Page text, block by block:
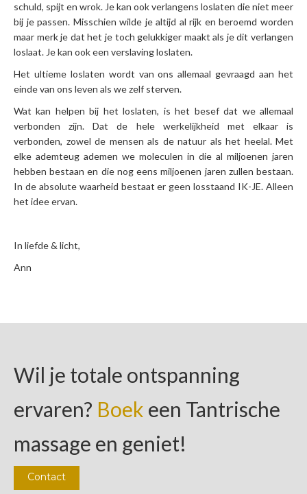
schuld, spijt en wrok. Je kan ook verlangens loslaten die niet meer
bij je passen. Misschien wilde je altijd al rijk en beroemd worden
maar merk je dat het je toch gelukkiger maakt als je dit verlangen
loslaat. Je kan ook een verslaving loslaten.
Het ultieme loslaten wordt van ons allemaal gevraagd aan het
einde van ons leven als we zelf sterven.
Wat kan helpen bij het loslaten, is het besef dat we allemaal
verbonden zijn. Dat de hele werkelijkheid met elkaar is
verbonden, zowel de mensen als de natuur als het heelal. Met
elke ademteug ademen we moleculen in die al miljoenen jaren
hebben bestaan en die nog eens miljoenen jaren zullen bestaan.
In de absolute waarheid bestaat er geen losstaand IK-JE. Alleen
het idee ervan.
In liefde & licht,
Ann
Wil je totale ontspanning
ervaren? Boek een Tantrische
massage en geniet!
Contact